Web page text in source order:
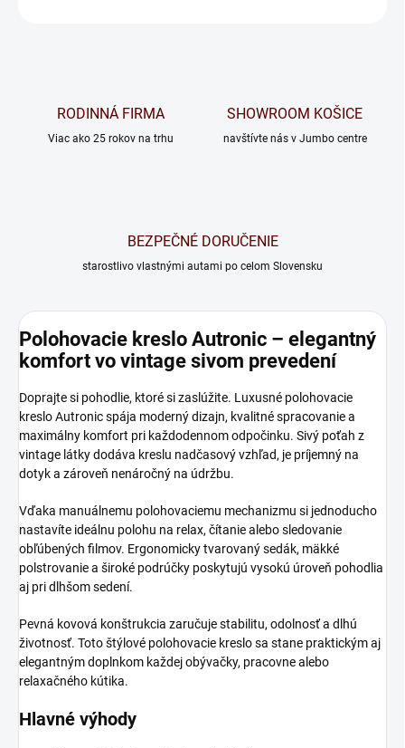
RODINNÁ FIRMA
Viac ako 25 rokov na trhu
SHOWROOM KOŠICE
navštívte nás v Jumbo centre
BEZPEČNÉ DORUČENIE
starostlivo vlastnými autami po celom Slovensku
Polohovacie kreslo Autronic – elegantný
komfort vo vintage sivom prevedení
Doprajte si pohodlie, ktoré si zaslúžite. Luxusné polohovacie
kreslo Autronic spája moderný dizajn, kvalitné spracovanie a
maximálny komfort pri každodennom odpočinku. Sivý poťah z
vintage látky dodáva kreslu nadčasový vzhľad, je príjemný na
dotyk a zároveň nenáročný na údržbu.
Vďaka manuálnemu polohovaciemu mechanizmu si jednoducho
nastavíte ideálnu polohu na relax, čítanie alebo sledovanie
obľúbených filmov. Ergonomicky tvarovaný sedák, mäkké
polstrovanie a široké podrúčky poskytujú vysokú úroveň pohodlia
aj pri dlhšom sedení.
Pevná kovová konštrukcia zaručuje stabilitu, odolnosť a dlhú
životnosť. Toto štýlové polohovacie kreslo sa stane praktickým aj
elegantným doplnkom každej obývačky, pracovne alebo
relaxačného kútika.
Hlavné výhody